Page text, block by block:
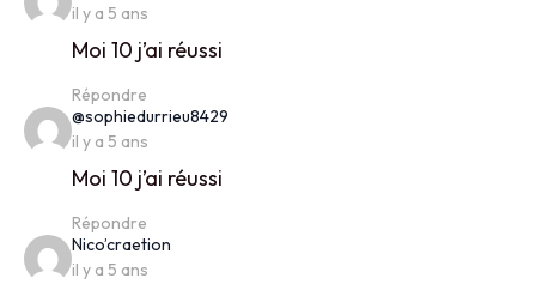
il y a 5 ans
Moi 10 j’ai réussi
Répondre
@sophiedurrieu8429
il y a 5 ans
Moi 10 j’ai réussi
Répondre
Nico’craetion
il y a 5 ans